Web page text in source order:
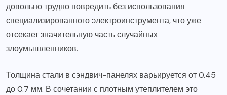
довольно трудно повредить без использования
специализированного электроинструмента, что уже
отсекает значительную часть случайных
злоумышленников.
Толщина стали в сэндвич-панелях варьируется от 0.45
до 0.7 мм. В сочетании с плотным утеплителем это